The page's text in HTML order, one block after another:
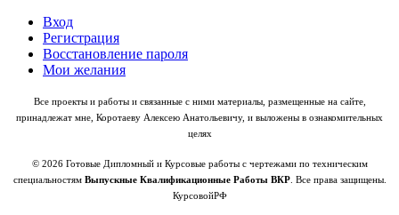
Вход
Регистрация
Восстановление пароля
Мои желания
Все проекты и работы и связанные с ними материалы, размещенные на сайте,
принадлежат мне, Коротаеву Алексею Анатольевичу, и выложены в ознакомительных
целях
© 2026 Готовые Дипломный и Курсовые работы с чертежами по техническим
специальностям Выпускные Квалификационные Работы ВКР. Все права защищены.
КурсовойРФ